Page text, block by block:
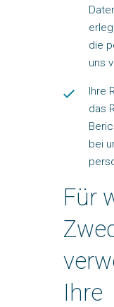
die
uns
Ihre
das
bei
Für
Ihre